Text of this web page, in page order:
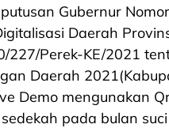
Gubernur
Daerah
227/Perek-KE/2021
Daerah
Demo mengunakan
pada bulan